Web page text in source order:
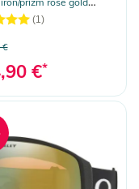
(1)
€
€*